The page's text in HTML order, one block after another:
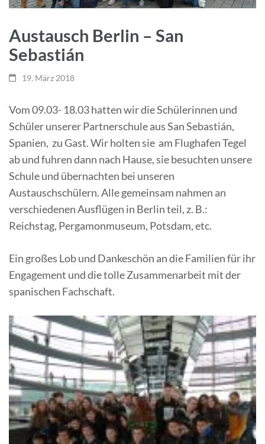
Austausch Berlin – San
Sebastián
19. März 2018
Vom 09.03- 18.03 hatten wir die Schülerinnen und
Schüler unserer Partnerschule aus San Sebastián,
Spanien, zu Gast. Wir holten sie am Flughafen Tegel
ab und fuhren dann nach Hause, sie besuchten unsere
Schule und übernachten bei unseren
Austauschschülern. Alle gemeinsam nahmen an
verschiedenen Ausflügen in Berlin teil, z. B.:
Reichstag, Pergamonmuseum, Potsdam, etc.
Ein großes Lob und Dankeschön an die Familien für ihr
Engagement und die tolle Zusammenarbeit mit der
spanischen Fachschaft.